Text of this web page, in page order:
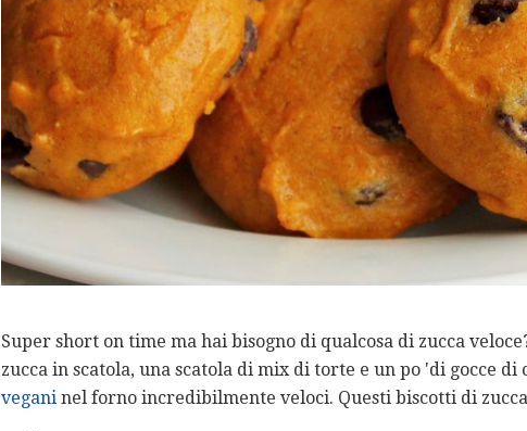
Super short on time ma hai bisogno di qualcosa di zucca
zucca in scatola, una scatola di mix di torte e un po 'di gocce di
vegani nel forno incredibilmente veloci. Questi biscotti di